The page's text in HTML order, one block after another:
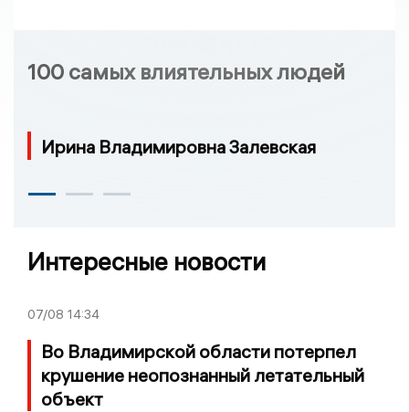
100 самых влиятельных людей
Ирина Владимировна Залевская
Интересные новости
07/08 14:34
Во Владимирской области потерпел
крушение неопознанный летательный
объект